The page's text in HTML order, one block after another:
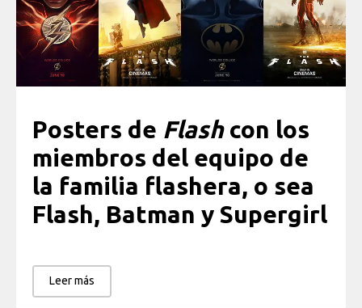
Posters de Flashcon los
miembros del equipo de
la familia flashera, o sea
Flash, Batman y Supergirl
Leer más